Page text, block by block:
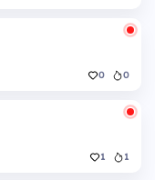
0 0
1 1